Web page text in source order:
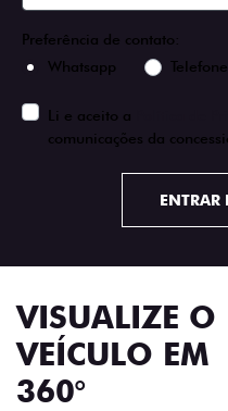
Preferência de contato:
Whatsapp
Telefone
Li e aceito a
comunicações da
ENTRAR
VISUALIZE O
VEÍCULO EM
360°